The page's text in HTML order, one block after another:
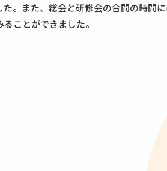
。また、総会と研修会の合間の時間
ことができました。